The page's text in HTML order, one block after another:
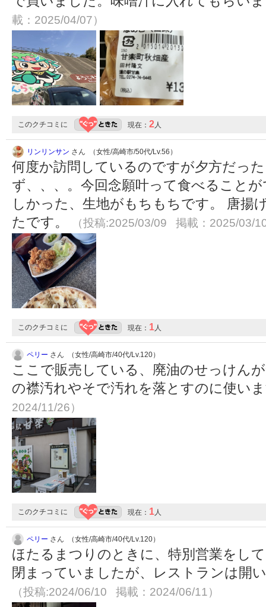
載：2025/04/07）
このクチコミに 現在： 2人
リンリンサン さん （女性/高崎市/50代/Lv.56）
何度か訪問しているのですが夕方だっ
ず、、、。今回念願叶って食べること
しかった、生地がもちもちです。 唐揚
たです。
（投稿:2025/03/09 掲載：2025/03/
このクチコミに 現在： 1人
ペリー さん （女性/高崎市/40代/Lv.120）
ここで販売している、廃油のせっけん
の襟汚れやそで汚れを落とすのに使い
2024/11/26）
このクチコミに 現在： 1人
ペリー さん （女性/高崎市/40代/Lv.120）
ほたるまつりのときに、特別営業をし
閉まっていましたが、レストランは開
（投稿:2024/06/10 掲載：2024/06/11）